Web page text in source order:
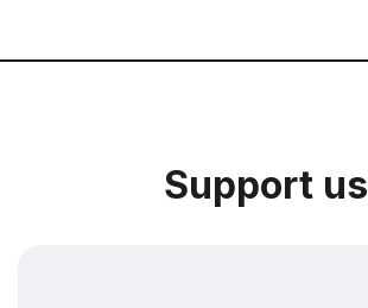
Support us